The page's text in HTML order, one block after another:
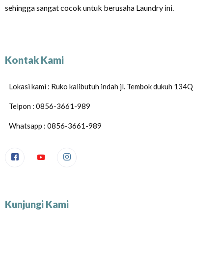
sehingga sangat cocok untuk berusaha Laundry ini.
Kontak Kami
Lokasi kami : Ruko kalibutuh indah jl. Tembok dukuh 134Q
Telpon : 0856-3661-989
Whatsapp : 0856-3661-989
Kunjungi Kami